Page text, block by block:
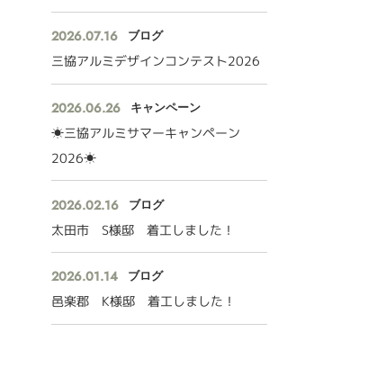
2026.07.16
ブログ
三協アルミデザインコンテスト2026
2026.06.26
キャンペーン
☀三協アルミサマーキャンペーン
2026☀
2026.02.16
ブログ
太田市 S様邸 着工しました！
2026.01.14
ブログ
邑楽郡 K様邸 着工しました！